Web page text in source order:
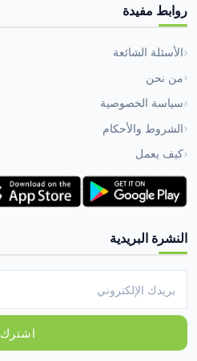
روابط مفيدة
الأسئلة الشائعة
من نحن
سياسة الخصوصية
الشروط والأحكام
كيف يعمل
النشرة البريدية
اشترك